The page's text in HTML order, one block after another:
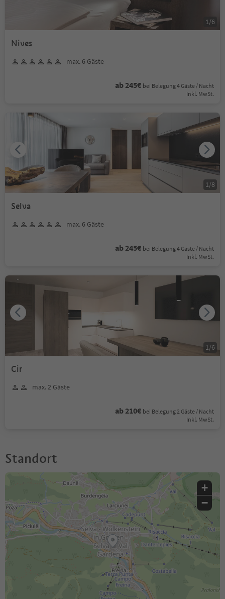
Nives
max. 6 Gäste
ab 245€ bei Belegung 4 Gäste / Nacht
Inkl. MwSt.
1/6
Selva
max. 6 Gäste
ab 245€ bei Belegung 4 Gäste / Nacht
Inkl. MwSt.
1/8
Cir
max. 2 Gäste
ab 210€ bei Belegung 2 Gäste / Nacht
Inkl. MwSt.
1/6
Standort
+
−